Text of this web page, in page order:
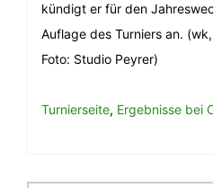
kündigt er für den
Auflage des Turniers an.
Foto: Studio Peyrer)
Turnierseite, Ergebnisse bei